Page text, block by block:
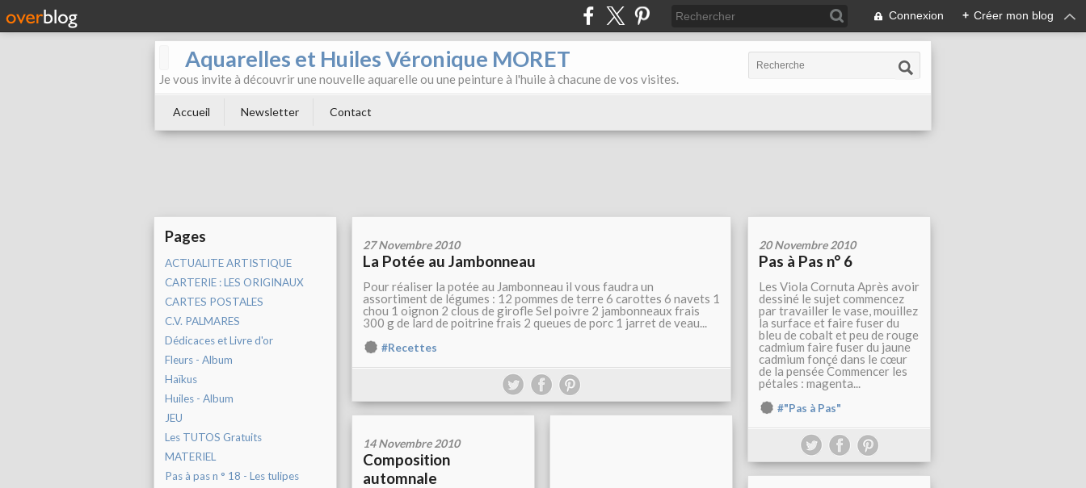
Connexion + Créer mon blog
Aquarelles et Huiles Véronique MORET
Je vous invite à découvrir une nouvelle aquarelle ou une peinture à l'huile à chacune de vos visites.
Accueil Newsletter Contact
Pages
ACTUALITE ARTISTIQUE
CARTERIE : LES ORIGINAUX
CARTES POSTALES
C.V. PALMARES
Dédicaces et Livre d'or
Fleurs - Album
Haïkus
Huiles - Album
JEU
Les TUTOS Gratuits
MATERIEL
Pas à pas n ° 18 - Les tulipes
27 Novembre 2010
La Potée au Jambonneau
Pour réaliser la potée au Jambonneau il vous faudra un
assortiment de légumes : 12 pommes de terre 6 carottes 6 navets 1
chou 1 oignon 2 clous de girofle Sel poivre 2 jambonneaux frais
300 g de lard de poitrine frais 2 queues de porc 1 jarret de veau...
#Recettes
20 Novembre 2010
Pas à Pas n° 6
Les Viola Cornuta Après avoir
dessiné le sujet commencez
par travailler le vase, mouillez
la surface et faire fuser du
bleu de cobalt et peu de rouge
cadmium faire fuser du jaune
cadmium fonçé dans le cœur
de la pensée Commencer les
pétales : magenta...
#"Pas à Pas"
14 Novembre 2010
Composition
automnale